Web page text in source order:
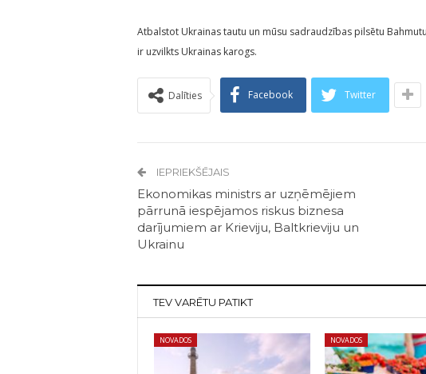
Atbalstot Ukrainas tautu un mūsu sadraudzības pilsētu
ir uzvilkts Ukrainas karogs.
Dalīties Facebook Twitter
IEPRIEKŠĒJAIS
Ekonomikas ministrs ar uzņēmējiem
pārrunā iespējamos riskus biznesa
darījumiem ar Krieviju, Baltkrieviju un
Ukrainu
TEV VARĒTU PATIKT
NOVADOS NOVADOS